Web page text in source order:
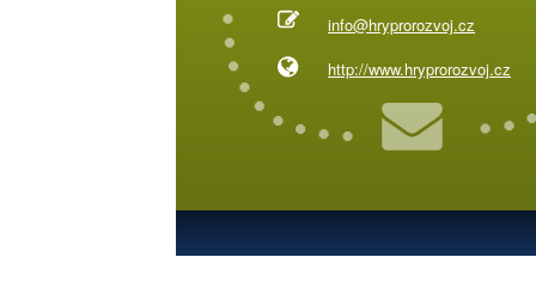
info@hryprorozvoj.cz
http://www.hryprorozvoj.cz